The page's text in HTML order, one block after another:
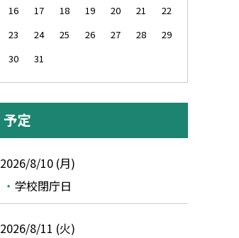
16
17 18 19 20 21
22
23
24 25 26 27 28
29
30
31
予定
2026/8/10 (月)
学校閉庁日
2026/8/11 (火)